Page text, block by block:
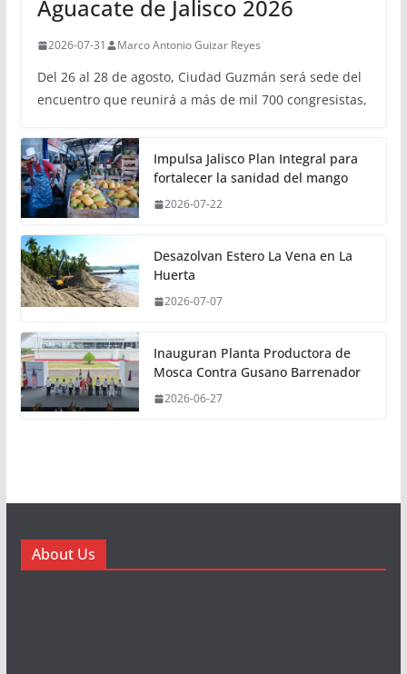
Aguacate de Jalisco 2026
2026-07-31 Marco Antonio Guizar Reyes
Del 26 al 28 de agosto, Ciudad Guzmán será sede del
encuentro que reunirá a más de mil 700 congresistas,
Impulsa Jalisco Plan Integral para
fortalecer la sanidad del mango
2026-07-22
Desazolvan Estero La Vena en La
Huerta
2026-07-07
Inauguran Planta Productora de
Mosca Contra Gusano Barrenador
2026-06-27
About Us